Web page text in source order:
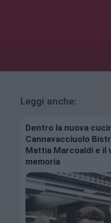
Leggi anche:
Dentro la nuova
Cannavacciuolo
Mattia Marcoaldi e il
memoria